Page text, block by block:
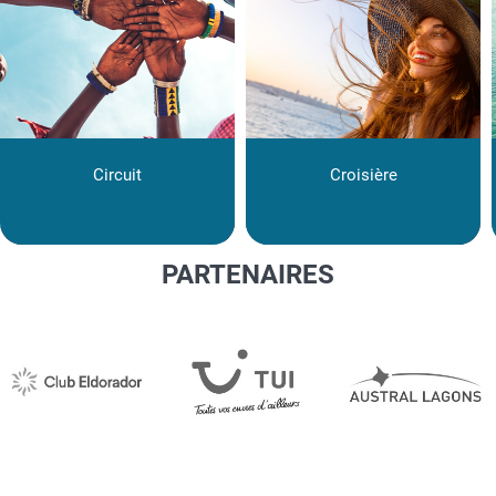
Circuit Croisière
PARTENAIRES